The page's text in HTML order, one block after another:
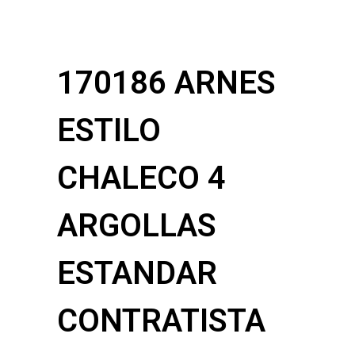
170186 ARNES
ESTILO
CHALECO 4
ARGOLLAS
ESTANDAR
CONTRATISTA